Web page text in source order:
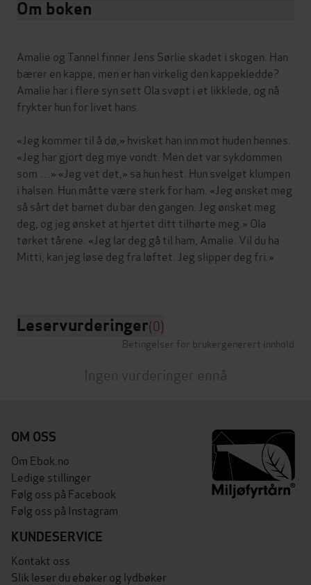
Om boken
Amalie og Tannel finner Jens Sørlie skadet i skogen. Han
bærer en kappe, men er han virkelig den kappekledde?
Amalie har i flere syn sett Ola svøpt i et likklede, og nå
frykter hun for livet hans.
«Jeg kommer til å dø,» hvisket han inn mot huden hennes.
«Jeg har gjort deg mye vondt. Men det var sykdommen
som …» «Jeg vet det,» sa hun hest. Hun svelget klumpen
i halsen. Hun måtte være sterk for ham. «Jeg ønsket meg
så sårt det barnet du bar den gangen. Jeg ønsket meg
deg, og jeg ønsket at hjertet ditt tilhørte meg.» Ola
tørket tårene. «Jeg lar deg gå til ham, Amalie. Vil du ha
Mitti, kan jeg løse deg fra løftet. Jeg slipper deg fri.»
Leservurderinger(0)
Betingelser for brukergenerert innhold
Ingen vurderinger ennå
OM OSS
Om Ebok.no
Ledige stillinger
Følg oss på Facebook
Følg oss på Instagram
KUNDESERVICE
Kontakt oss
Slik leser du ebøker og lydbøker